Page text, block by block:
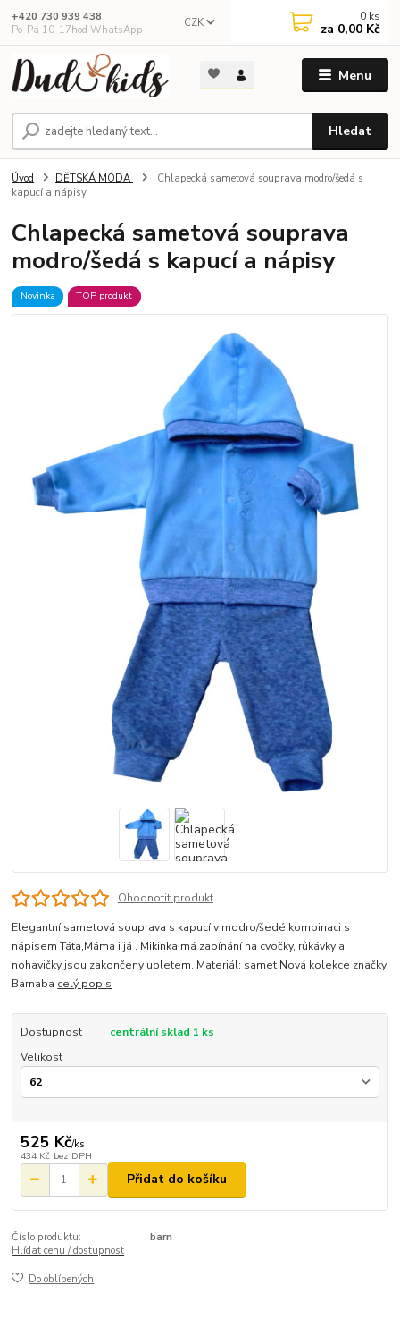
Menu
CZK
Hledat
+420 730 939 438
Po-Pá 10-17hod WhatsApp
0 ks
za 0,00 Kč
Úvod DĚTSKÁ MÓDA
Chlapecká sametová souprava modro/šedá s
kapucí a nápisy
Chlapecká sametová souprava
modro/šedá s kapucí a nápisy
Novinka TOP produkt
Ohodnotit produkt
Elegantní sametová souprava s kapucí v modro/šedé kombinaci s
nápisem Táta,Máma i já . Mikinka má zapínání na cvočky, růkávky a
nohavičky jsou zakončeny upletem. Materiál: samet Nová kolekce značky
Barnaba celý popis
Dostupnost
centrální sklad 1 ks
Velikost
525 Kč/ks
434 Kč bez DPH
Přidat do košíku
Číslo produktu:
barn
Hlídat cenu / dostupnost
Do oblíbených